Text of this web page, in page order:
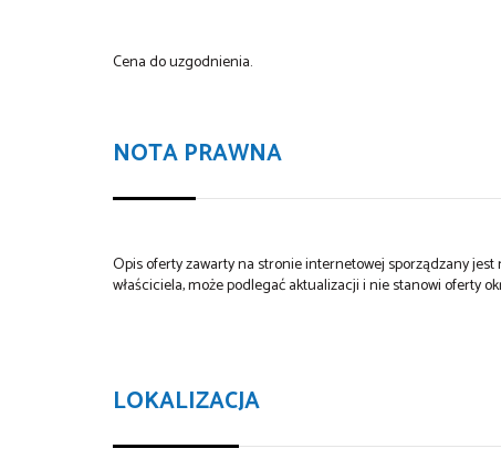
Cena do uzgodnienia.
NOTA PRAWNA
Opis oferty zawarty na stronie internetowej sporządzany
właściciela, może podlegać aktualizacji i nie stanowi oferty
LOKALIZACJA